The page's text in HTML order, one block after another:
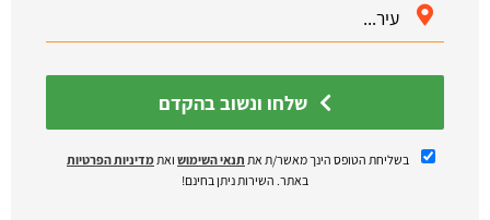
בשליחת הטופס הינך מאשר/ת את תנאי השימוש ואתמדיניות הפרטיות
באתר. השירות ניתן בחינם!